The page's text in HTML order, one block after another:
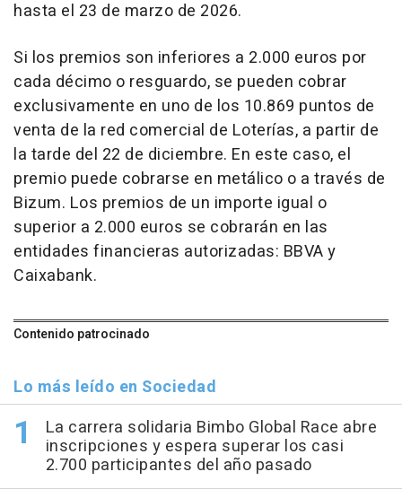
hasta el 23 de marzo de 2026.
Si los premios son inferiores a 2.000 euros por
cada décimo o resguardo, se pueden cobrar
exclusivamente en uno de los 10.869 puntos de
venta de la red comercial de Loterías, a partir de
la tarde del 22 de diciembre. En este caso, el
premio puede cobrarse en metálico o a través de
Bizum. Los premios de un importe igual o
superior a 2.000 euros se cobrarán en las
entidades financieras autorizadas: BBVA y
Caixabank.
Contenido patrocinado
Lo más leído en Sociedad
La carrera solidaria Bimbo Global Race abre
inscripciones y espera superar los casi
2.700 participantes del año pasado